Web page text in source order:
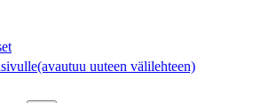
(avautuu uuteen välilehteen)